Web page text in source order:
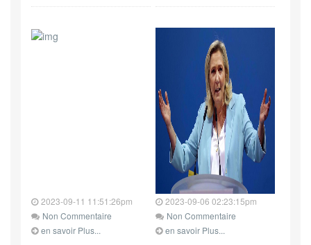
2023-09-11 11:51:26pm
Non Commentaire
en savoir Plus...
2023-09-06 02:23:15pm
Non Commentaire
en savoir Plus...